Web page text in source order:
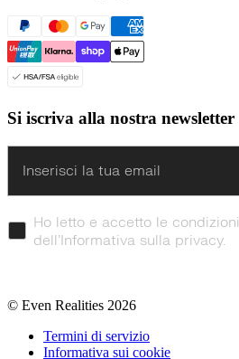
Si iscriva alla nostra newsletter
Ho letto e accetto le condizioni
dell’Informativa sulla privacy.
© Even Realities 2026
Termini di servizio
Informativa sui cookie